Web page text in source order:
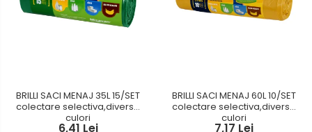
BRILLI SACI MENAJ 35L 15/SET
colectare selectiva,diverse
culori
6,41 Lei
BRILLI SACI MENAJ 60L 10/SET
colectare selectiva,diverse
culori
7,17 Lei